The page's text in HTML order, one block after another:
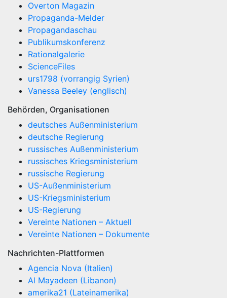
Overton Magazin
Propaganda-Melder
Propagandaschau
Publikumskonferenz
Rationalgalerie
ScienceFiles
urs1798 (vorrangig Syrien)
Vanessa Beeley (englisch)
Behörden, Organisationen
deutsches Außenministerium
deutsche Regierung
russisches Außenministerium
russisches Kriegsministerium
russische Regierung
US-Außenministerium
US-Kriegsministerium
US-Regierung
Vereinte Nationen – Aktuell
Vereinte Nationen – Dokumente
Nachrichten-Plattformen
Agencia Nova (Italien)
Al Mayadeen (Libanon)
amerika21 (Lateinamerika)